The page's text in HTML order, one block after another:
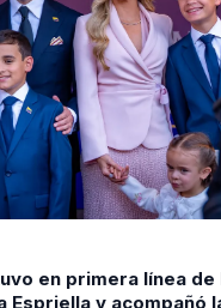
en primera línea
Espriella y acompañó